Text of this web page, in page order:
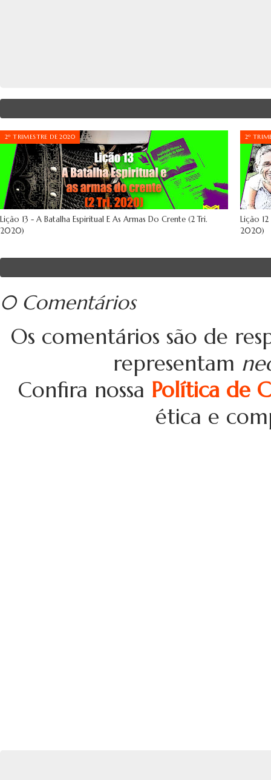
2º TRIMESTRE DE 2020
Lição 13 - A Batalha Espiritual E As Armas Do Crente (2 Tri.
2020)
2º
Lição
2020)
0 Comentários
Os comentários são de
representam
Confira nossa Política de
ética e